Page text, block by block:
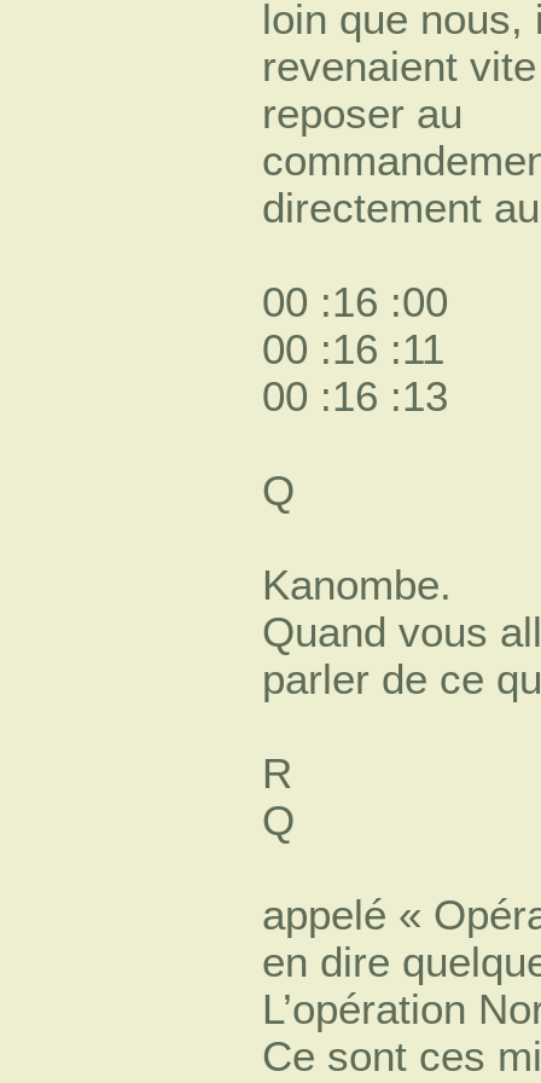
loin que nous,
revenaient
reposer au
directement
00 :16 :00
00 :16 :11
00 :16 :13
Q
Kanombe.
Quand vous
parler de ce
R
Q
appelé «
en dire
L’opération
Ce sont ces